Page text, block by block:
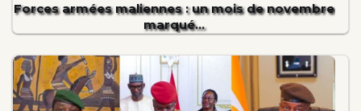
Forces armées maliennes : un mois de novembre
marqué…